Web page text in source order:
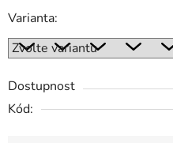
Varianta:
Dostupnost
Kód: